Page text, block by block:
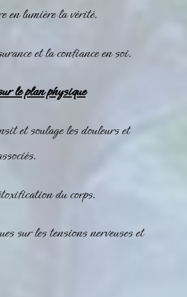
en lumière la vérité.
et la confiance en soi.
le plan physique
et soulage les douleurs et
du corps.
sur les tensions nerveuses et